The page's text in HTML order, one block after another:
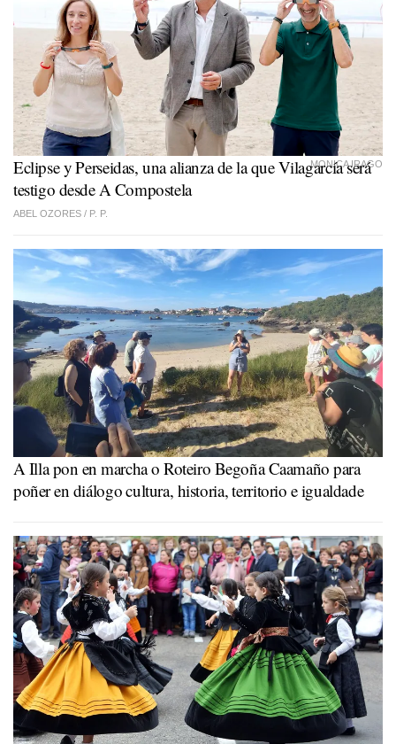
MONICA IRAGO
Eclipse y Perseidas, una alianza de la que Vilagarcía será
testigo desde A Compostela
ABEL OZORES / P. P.
A Illa pon en marcha o Roteiro Begoña Caamaño para
poñer en diálogo cultura, historia, territorio e igualdade